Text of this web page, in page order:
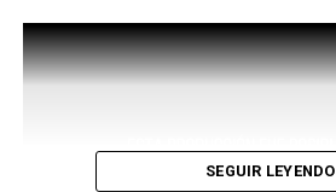
SEGUIR LEYENDO